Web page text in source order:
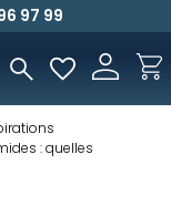
97 99
: quelles